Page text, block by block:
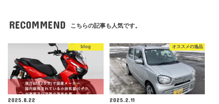
RECOMMEND こちらの記事も人気です。
blog
2025.8.22
オススメの逸品
2025.2.11